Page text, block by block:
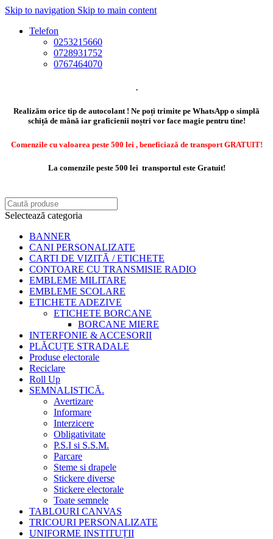
Skip to navigation Skip to main content
Telefon
0253215660
0728931752
0767464070
.
Realizăm orice tip de autocolant ! Ne poți trimite pe WhatsApp o simplă
schiță de mână iar graficienii noștri vor face magie pentru tine!
Comenzile cu valoarea peste 500 lei , beneficiază de transport GRATUIT!
La comenzile peste 500 lei transportul este Gratuit!
Selectează categoria
BANNER
CANI PERSONALIZATE
CARTI DE VIZITĂ / ETICHETE
CONTOARE CU TRANSMISIE RADIO
EMBLEME MILITARE
EMBLEME SCOLARE
ETICHETE ADEZIVE
ETICHETE BORCANE
BORCANE MIERE
INTERFONIE & ACCESORII
PLĂCUȚE STRADALE
Produse electorale
Reciclare
Roll Up
SEMNALISTICĂ.
Avertizare
Informare
Interzicere
Obligativitate
P.S.I si S.S.M.
Parcare
Steme si drapele
Stickere diverse
Stickere electorale
Toate semnele
TABLOURI CANVAS
TRICOURI PERSONALIZATE
UNIFORME INSTITUȚII